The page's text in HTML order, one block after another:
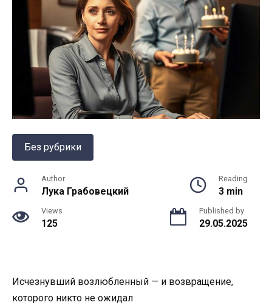
Без рубрики
Author
Лука Грабовецкий
Reading
3 min
Views
125
Published by
29.05.2025
Исчезнувший возлюбленный — и возвращение,
которого никто не ожидал